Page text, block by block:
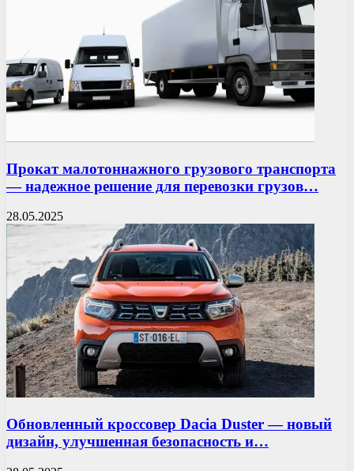
Прокат малотоннажного грузового транспорта
— надежное решение для перевозки грузов…
28.05.2025
Обновленный кроссовер Dacia Duster — новый
дизайн, улучшенная безопасность и…